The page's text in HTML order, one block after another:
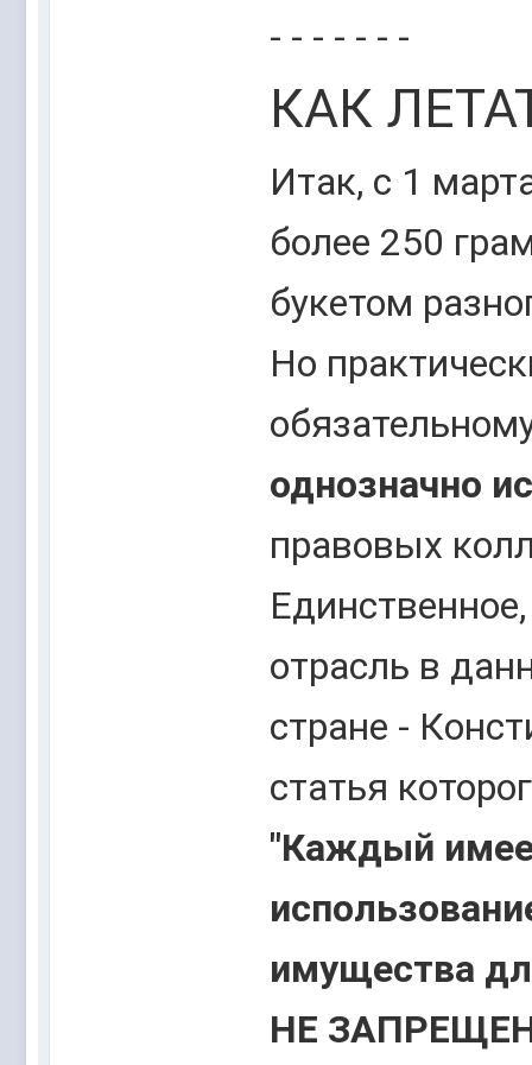
- - - - - - -
КАК
Итак, с 1
более 250
букетом
Но
однозначно
правовых
отрасль в
стране -
статья
"Каждый
имущества
НЕ